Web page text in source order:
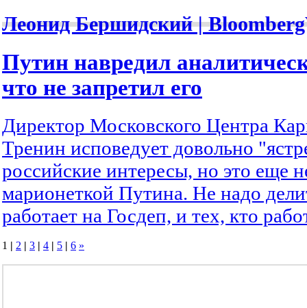
Леонид Бершидский |
Путин навредил
что не запретил его
Директор Московского Центра
Тренин исповедует довольно
российские интересы, но это еще
марионеткой Путина. Не надо
работает на Госдеп, и тех, кто
1 | 2 | 3 | 4 | 5 | 6 »